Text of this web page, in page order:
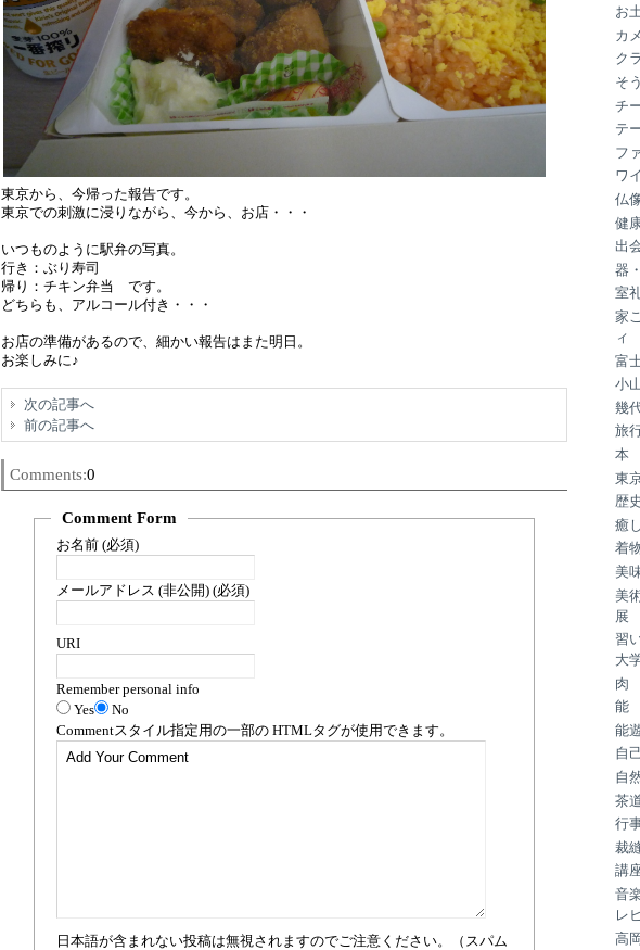
東京から、今帰った報告です。
東京での刺激に浸りながら、今から、お店・・・
いつものように駅弁の写真。
行き：ぶり寿司
帰り：チキン弁当 です。
どちらも、アルコール付き・・・
お店の準備があるので、細かい報告はまた明日。
お楽しみに♪
次の記事へ
前の記事へ
Comments:0
Comment Form
お名前 (必須)
メールアドレス (非公開) (必須)
URI
Remember personal info
Yes
No
Commentスタイル指定用の一部の HTMLタグが使用できます。
日本語が含まれない投稿は無視されますのでご注意ください。（スパム
お
カ
ク
そ
チ
テ
フ
ワ
仏
健
出
器
室
家
ィ
富
小
幾
旅
本
東
歴
癒
着
美
美
展
習
大
肉
能
能
自
自
茶
行
裁
講
音
レ
高